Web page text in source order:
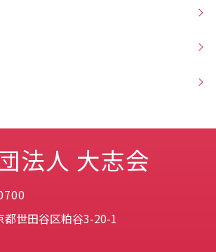
法人 大志会
都世田谷区粕谷3-20-1